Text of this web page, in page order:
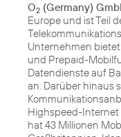
O2 (Germany)
Europe und ist Teil
Unternehmen
und Prepaid-
Datendienste auf
an. Darüber hinaus
Highspeed-Internet
hat 43 Millionen